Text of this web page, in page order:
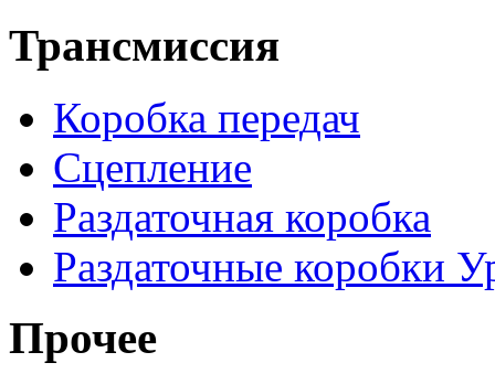
Трансмиссия
Коробка передач
Сцепление
Раздаточная коробка
Раздаточные коробки
Прочее